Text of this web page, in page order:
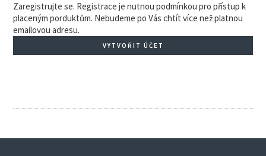
Zaregistrujte se. Registrace je nutnou podmínkou pro přístup k
placeným porduktům. Nebudeme po Vás chtít více než platnou
emailovou adresu.
VYTVOŘIT ÚČET